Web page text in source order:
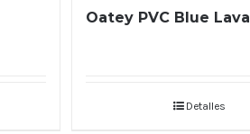
Oatey PVC Blue Lava
Detalles